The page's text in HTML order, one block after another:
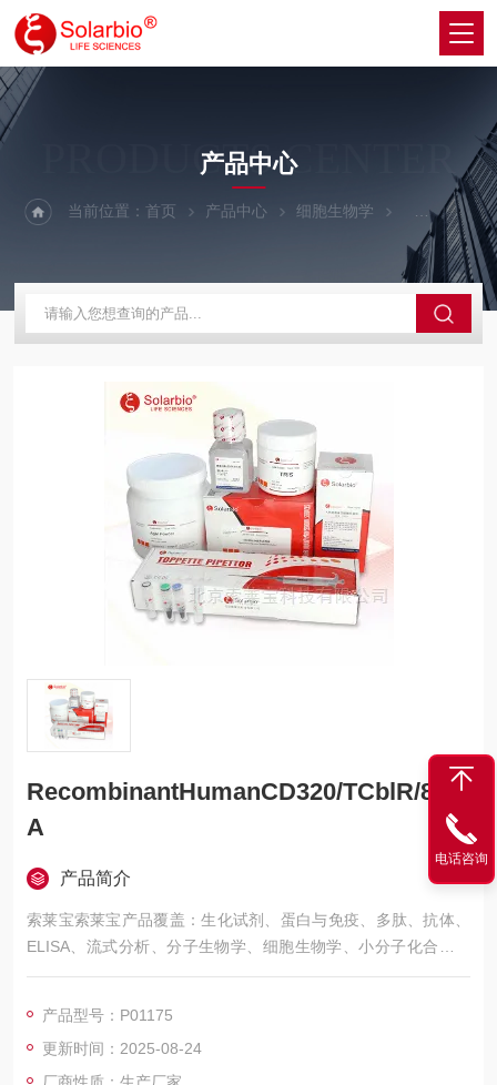
PRODUCTS CENTER
产品中心
当前位置：首页 产品中心 细胞生物学 细胞生长因子
RecombinantHumanCD320/TCblR/8D6
A
产品简介
索莱宝索莱宝产品覆盖：生化试剂、蛋白与免疫、多肽、抗体、
ELISA、流式分析、分子生物学、细胞生物学、小分子化合物、
生化试剂盒、染色试剂、分析标准品、微生物培养、层析介质、
CD320/TCblR/8D6A
产品型号：P01175
更新时间：2025-08-24
电话咨询